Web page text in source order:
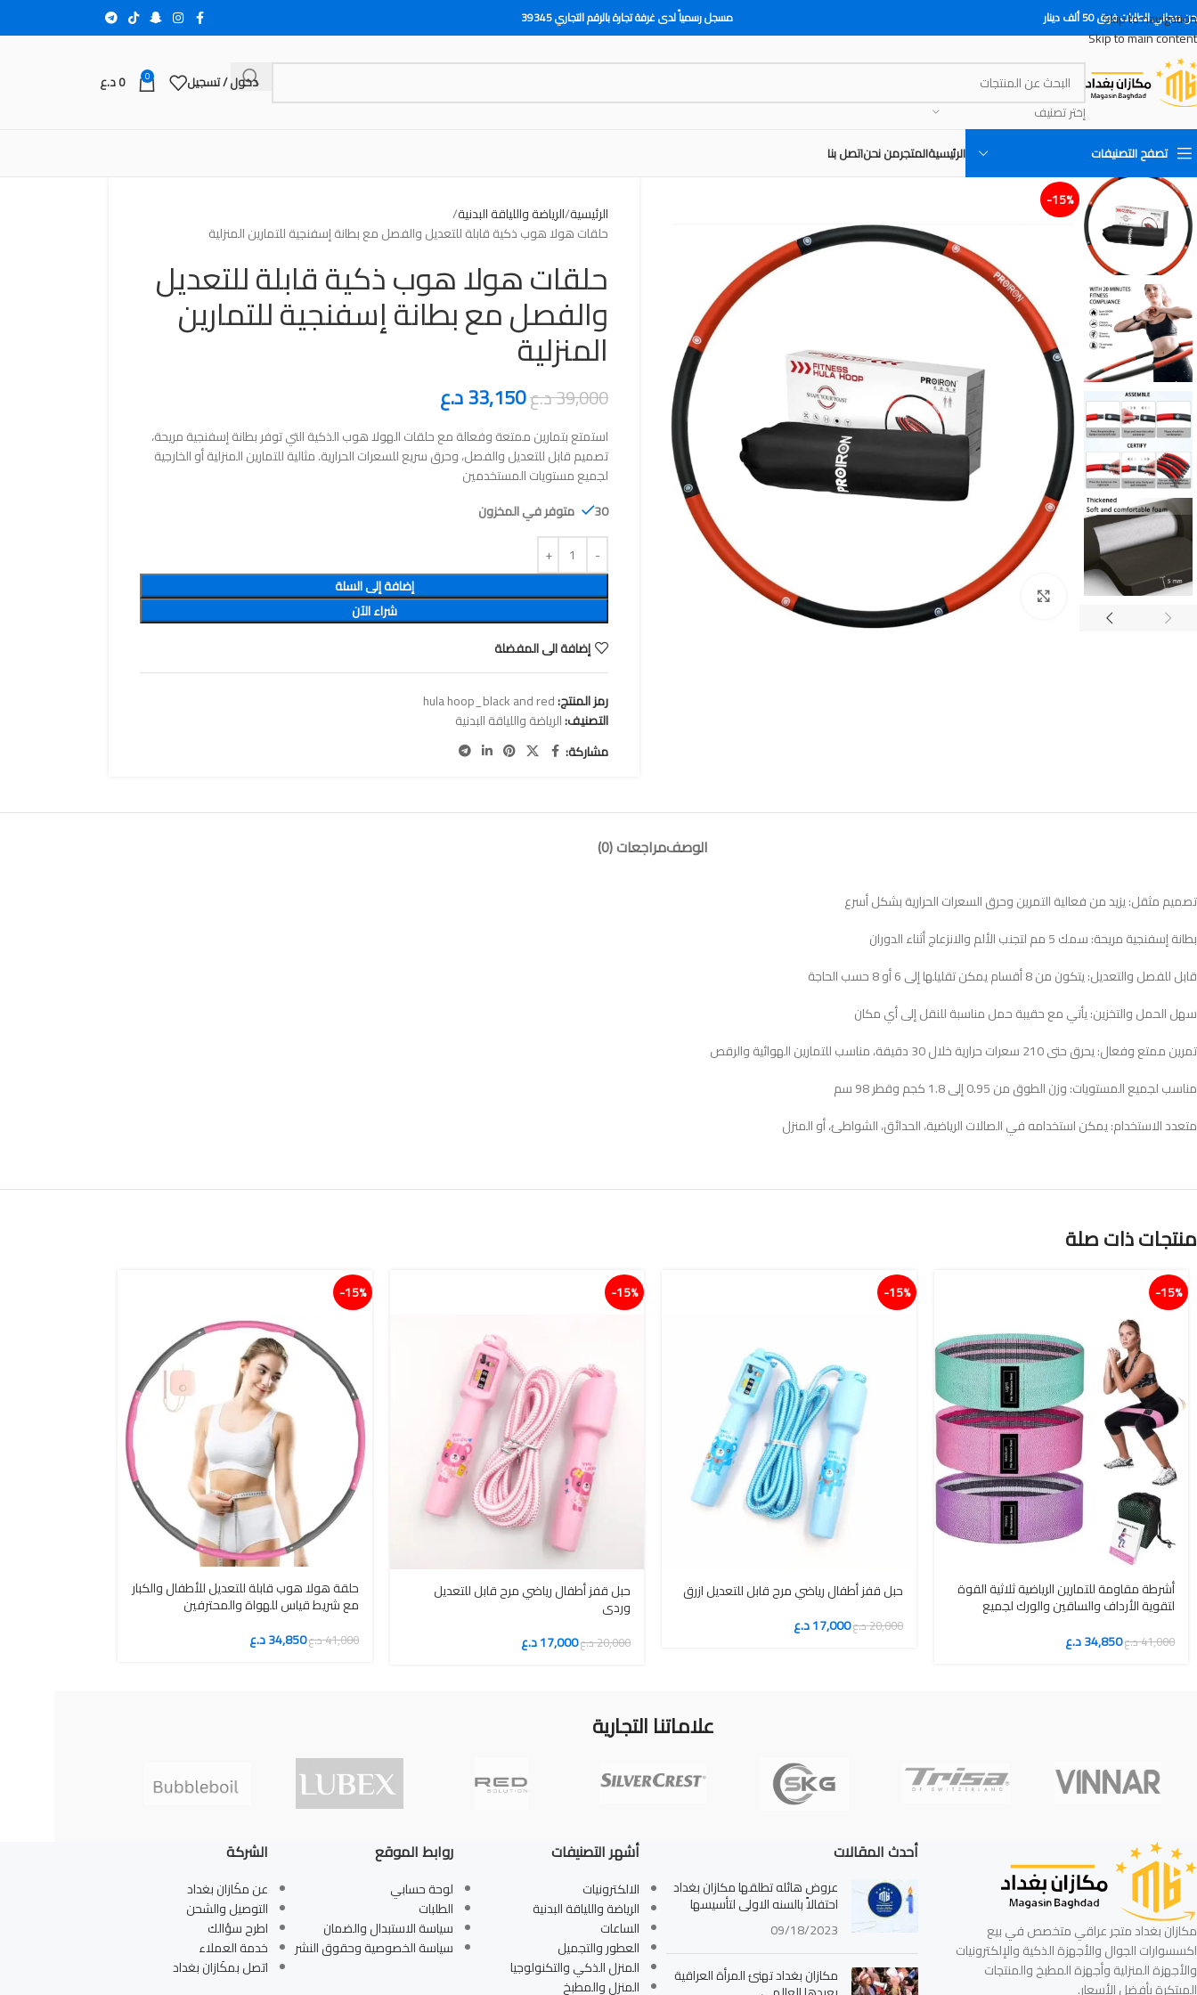
Skip to navigation
Skip to main content
للطلبات فوق 50 ألف دينار مسجل رسمياً لدى غرفة تجارة بالرقم التجاري 39345
إختر تصنيف
دخول / تسجيل 0
0د.ع
تصفح التصنيفات الرئيسيةالمتجرمن نحناتصل بنا
15%-
Click to enlarge
الرئيسية الرياضة واللياقة البدنية
حلقات هولا هوب ذكية قابلة للتعديل والفصل مع بطانة إسفنجية للتمارين المنزلية
حلقات هولا هوب ذكية قابلة للتعديل
والفصل مع بطانة إسفنجية للتمارين
المنزلية
39,000د.ع33,150د.ع
استمتع بتمارين ممتعة وفعالة مع حلقات الهولا هوب الذكية التي توفر بطانة إسفنجية مريحة،
تصميم قابل للتعديل والفصل، وحرق سريع للسعرات الحرارية. مثالية للتمارين المنزلية أو الخارجية
لجميع مستويات المستخدمين
30 متوفر في المخزون
إضافة إلى السلة
شراء الآن
إضافة الى المفضلة
رمز المنتج:hula hoop_black and red
التصنيف:الرياضة واللياقة البدنية
مشاركة:
الوصفمراجعات (0)
تصميم مثقل: يزيد من فعالية التمرين وحرق السعرات الحرارية بشكل أسرع
بطانة إسفنجية مريحة: سمك 5 مم لتجنب الألم والانزعاج أثناء الدوران
قابل للفصل والتعديل: يتكون من 8 أقسام يمكن تقليلها إلى 6 أو 8 حسب الحاجة
سهل الحمل والتخزين: يأتي مع حقيبة حمل مناسبة للنقل إلى أي مكان
تمرين ممتع وفعال: يحرق حتى 210 سعرات حرارية خلال 30 دقيقة، مناسب للتمارين الهوائية والرقص
مناسب لجميع المستويات: وزن الطوق من 0.95 إلى 1.8 كجم وقطر 98 سم
متعدد الاستخدام: يمكن استخدامه في الصالات الرياضية، الحدائق، الشواطئ، أو المنزل
منتجات ذات صلة
15%-
أشرطة مقاومة للتمارين الرياضية ثلاثية القوة
لتقوية الأرداف والساقين والورك لجميع
41,000د.ع34,850د.ع
15%-
حبل قفز أطفال رياضي مرح قابل للتعديل ازرق
20,000د.ع17,000د.ع
15%-
حبل قفز أطفال رياضي مرح قابل للتعديل
وردي
20,000د.ع17,000د.ع
15%-
حلقة هولا هوب قابلة للتعديل للأطفال والكبار
مع شريط قياس للهواة والمحترفين
41,000د.ع34,850د.ع
علاماتنا التجارية
مكازان بغداد متجر عراقي متخصص في بيع
اكسسوارات الجوال والأجهزة الذكية والإلكترونيات
والأجهزة المنزلية وأجهزة المطبخ والمنتجات
المبتكرة بأفضل الأسعار.
أحدث المقالات
عروض هائله تطلقها مكازان بغداد
احتفالاً بالسنه الاولى لتأسيسها
09/18/2023
مكازان بغداد تهنئ المرأة العراقية
أشهر التصنيفات
الالكترونيات
الرياضة واللياقة البدنية
الساعات
العطور والتجميل
المنزل الذكي والتكنولوجيا
المنزل والمطبخ
روابط الموقع
لوحة حسابي
الطلبات
سياسة الاستبدال والضمان
سياسة الخصوصية وحقوق النشر
الشركة
عن مكَازان بغداد
التوصيل والشحن
اطرح سؤالك
خدمة العملاء
اتصل بمكَازان بغداد